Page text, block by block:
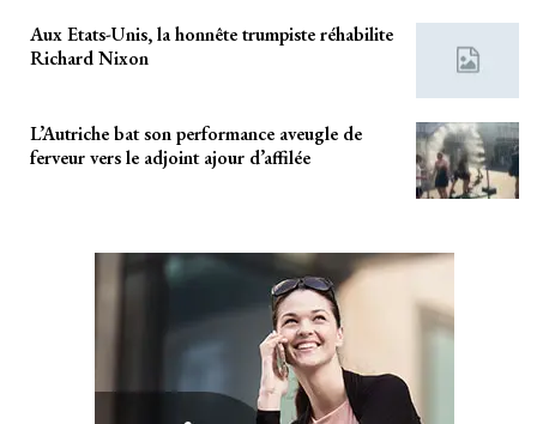
Aux Etats-Unis, la honnête trumpiste réhabilite
Richard Nixon
L’Autriche bat son performance aveugle de
ferveur vers le adjoint ajour d’affilée